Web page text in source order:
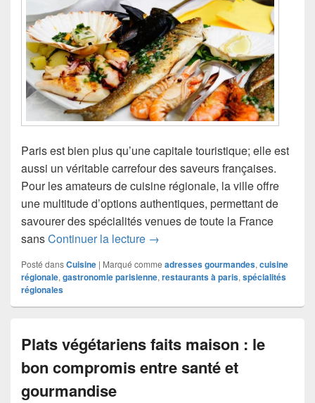
Paris est bien plus qu’une capitale touristique; elle est
aussi un véritable carrefour des saveurs françaises.
Pour les amateurs de cuisine régionale, la ville offre
une multitude d’options authentiques, permettant de
savourer des spécialités venues de toute la France
sansContinuer la lecture Les meilleures adresses pour
→
Posté dansCuisine | Marqué comme adresses gourmandes, cuisine
régionale, gastronomie parisienne, restaurants à paris, spécialités
régionales
Plats végétariens faits maison : le
bon compromis entre santé et
gourmandise